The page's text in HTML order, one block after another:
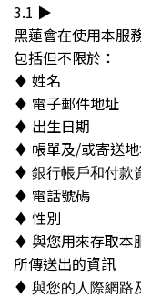
3.1 ▶︎
黑蓮會在使用本服
包括但不限於：
♦︎ 姓名
♦︎ 電子郵件地址
♦︎ 出生日期
♦︎ 帳單及/或寄送
♦︎ 銀行帳戶和付款
♦︎ 電話號碼
♦︎ 性別
♦︎ 與您用來存取本
所傳送出的資訊
♦︎ 與您的人際網路